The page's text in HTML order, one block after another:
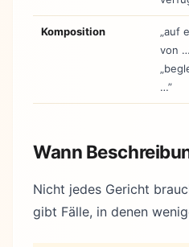
Komposition
„auf
von
…”
Wann
Nicht jedes Gericht
gibt Fälle, in denen